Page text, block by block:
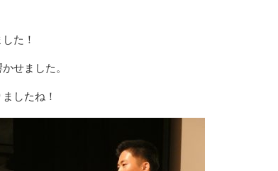
た！
せました。
したね！